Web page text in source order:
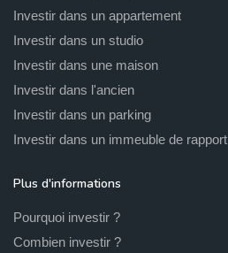
Investir dans un appartement
Investir dans un studio
Investir dans une maison
Investir dans l'ancien
Investir dans un parking
Investir dans un immeuble de rapport
Plus d'informations
Pourquoi investir ?
Combien investir ?